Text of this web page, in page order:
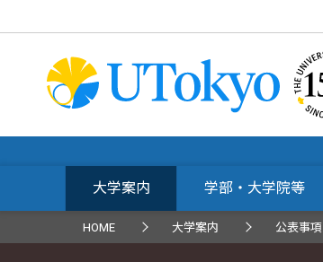
大学案内 学部・大学院等
HOME 大学案内 公表事項